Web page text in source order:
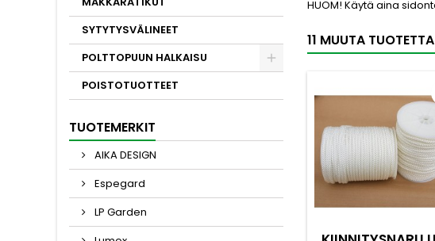
SYTYTYSVÄLINEET
POLTTOPUUN HALKAISU
POISTOTUOTTEET
TUOTEMERKIT
AIKA DESIGN
Espegard
LP Garden
HUOM! Käytä aina
11 MUUTA